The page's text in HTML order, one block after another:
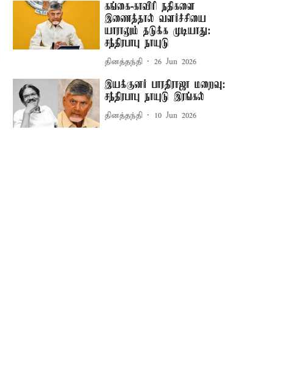
கங்கை-காவிரி நதிகளை
இணைத்தால் வளர்ச்சியை
யாராலும் தடுக்க முடியாது:
சந்திரபாபு நாயுடு
தினத்தந்தி 26 Jun 2026
இயக்குனர் பாரதிராஜா மறைவு:
சந்திரபாபு நாயுடு இரங்கல்
தினத்தந்தி 10 Jun 2026